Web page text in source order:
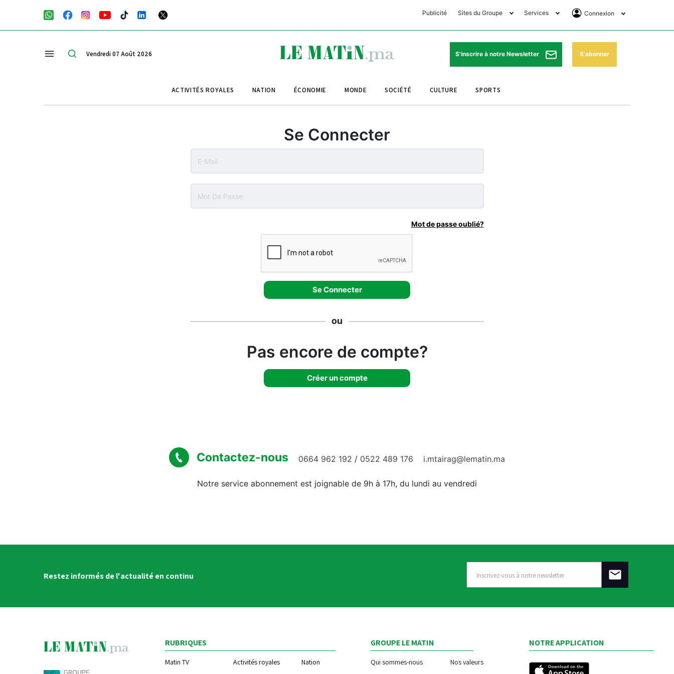
Publicité Sites du Groupe
Club Avantages
Le Matin Sports
Le Matin Store
Services
Horaires de prières
Pharmacies de garde
Programme TV
Connexion
Se Connecter
Abonnement
Vendredi 07 Août 2026 S'inscrire à notre Newsletter S'abonner
ACTIVITÉS ROYALES NATION ÉCONOMIE MONDE SOCIÉTÉ CULTURE SPORTS
Se Connecter
Mot de passe oublié?
ou
Pas encore de compte?
Créer un compte
Contactez-nous 0664 962 192 / 0522 489 176 i.mtairag@lematin.ma
Notre service abonnement est joignable de 9h à 17h, du lundi au vendredi
Restez informés de l'actualité en continu
RUBRIQUES
Matin TV Activités royales
Nation
GROUPE LE MATIN
Qui sommes-nous Nos valeurs
NOTRE APPLICATION